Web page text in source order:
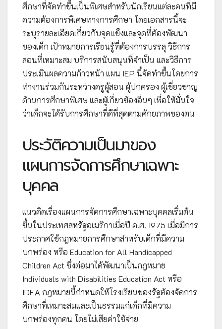
ศึกษาที่จัดทำขึ้นเป็นพิเศษสำหรับนักเรียนแต่ละคนที่มี
ความต้องการพิเศษทางการศึกษา โดยเอกสารนี้จะ
ระบุรายละเอียดเกี่ยวกับจุดแข็งและจุดที่ต้องพัฒนา
ของเด็ก เป้าหมายการเรียนรู้ที่ต้องการบรรลุ วิธีการ
สอนที่เหมาะสม บริการสนับสนุนที่จำเป็น และวิธีการ
ประเมินผลความก้าวหน้า แผน IEP นี้จัดทำขึ้นโดยการ
ทำงานร่วมกันระหว่างครูผู้สอน ผู้ปกครอง ผู้เชี่ยวชาญ
ด้านการศึกษาพิเศษ และผู้เกี่ยวข้องอื่นๆ เพื่อให้มั่นใจ
ว่าเด็กจะได้รับการศึกษาที่ดีที่สุดตามศักยภาพของตน
ประวัติความเป็นมาของ
แผนการจัดการศึกษาเฉพาะ
บุคคล
แนวคิดเรื่องแผนการจัดการศึกษาเฉพาะบุคคลเริ่มต้น
ขึ้นในประเทศสหรัฐอเมริกาเมื่อปี ค.ศ. 1975 เมื่อมีการ
ประกาศใช้กฎหมายการศึกษาสำหรับเด็กที่มีความ
บกพร่อง หรือ Education for All Handicapped
Children Act ซึ่งต่อมาได้พัฒนาเป็นกฎหมาย
Individuals with Disabilities Education Act หรือ
IDEA กฎหมายนี้กำหนดให้โรงเรียนของรัฐต้องจัดการ
ศึกษาที่เหมาะสมและเป็นธรรมแก่เด็กที่มีความ
บกพร่องทุกคน โดยไม่เสียค่าใช้จ่าย